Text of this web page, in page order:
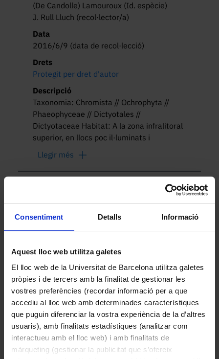
Consentiment Detalls Informació
Aquest lloc web utilitza galetes
El lloc web de la Universitat de Barcelona utilitza galetes
pròpies i de tercers amb la finalitat de gestionar les
vostres preferències (recordar informació per a que
accediu al lloc web amb determinades característiques
que puguin diferenciar la vostra experiència de la d’altres
usuaris), amb finalitats estadístiques (analitzar com
interactueu amb el lloc web) i amb finalitats de
màrqueting (gestionar la publicitat que s’ofereix
(De Candolle) Lamouroux (Id. espècie)
J. Rull Lluch (recol·lector/a)
Data
2016/6/9 (data de recol·lecció)
Drets
Protegit per dret d'autor
Descripció
Taxonomia: Chromista // Ochrophyta //
Phaeophyceae // Dictyotales //
Dictyotaceae Habitat: A la zona infralitoral
superior, en llocs poc il·luminats i
protegits de les onades; pot formar
poblacions denses entre 35 i 40 m de
fondària en indrets d’aigües transparents.
Llegir més
Fraxinus excelsior L. (Freixe de fulla gran)
2015